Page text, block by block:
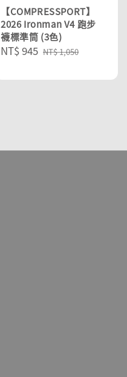
【COMPRESSPORT】
2026 Ironman V4 跑步
襪標準筒 (3色)
Sale
NT$ 945 Regular
NT$ 1,050